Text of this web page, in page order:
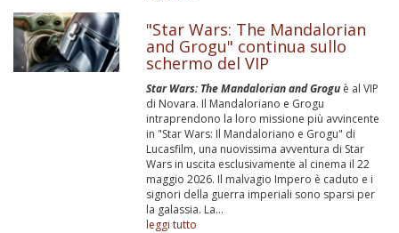
"Star Wars: The Mandalorian
and Grogu" continua sullo
schermo del VIP
Star Wars: The Mandalorian and Grogu è al VIP
di Novara. Il Mandaloriano e Grogu
intraprendono la loro missione più avvincente
in "Star Wars: Il Mandaloriano e Grogu" di
Lucasfilm, una nuovissima avventura di Star
Wars in uscita esclusivamente al cinema il 22
maggio 2026. Il malvagio Impero è caduto e i
signori della guerra imperiali sono sparsi per
la galassia. La...
leggi tutto